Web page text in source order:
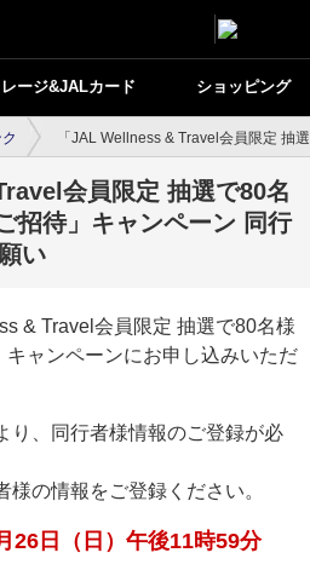
ージ&JALカード ショッピング
「JAL Wellness & Travel会員限定 抽
会員限定 抽選で80名
招待」キャンペーン 同行
い
& Travel会員限定 抽選で80名様
ャンペーンにお申し込みいただ
り、同行者様情報のご登録が必
様の情報をご登録ください。
26日（日）午後11時59分